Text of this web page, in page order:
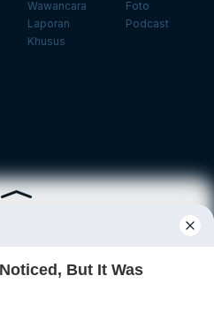
Wawancara
Laporan
Khusus
Foto
Podcast